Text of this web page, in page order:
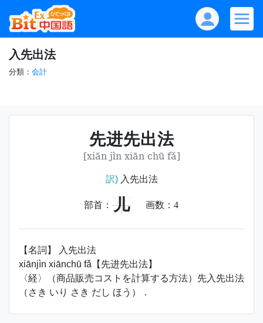
入先出法
分類： 会計
先进先出法
[xiān jìn xiān chū fǎ]
訳)入先出法
部首： 儿 画数： 4
【名詞】 入先出法
xiānjìn xiānchū fǎ【先进先出法】
〈経〉（商品販売コストを計算する方法）先入先出法
（さき いり さき だし ほう）．